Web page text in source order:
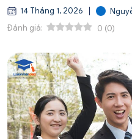
14 Tháng 1, 2026
Đánh giá:
0 (0)